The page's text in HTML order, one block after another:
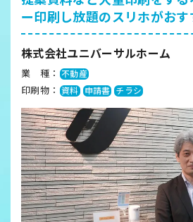
ー印刷し放題のスリホがおす
株式会社ユニバーサルホーム
業 種： 不動産
印刷物： 資料 申請書 チラシ